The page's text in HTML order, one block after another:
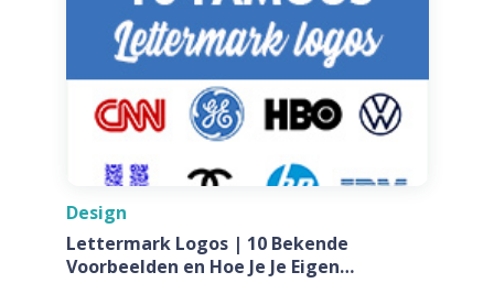
Design
Lettermark Logos | 10 Bekende
Voorbeelden en Hoe Je Je Eigen